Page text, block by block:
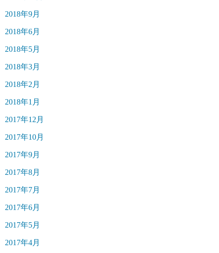
2018年9月
2018年6月
2018年5月
2018年3月
2018年2月
2018年1月
2017年12月
2017年10月
2017年9月
2017年8月
2017年7月
2017年6月
2017年5月
2017年4月